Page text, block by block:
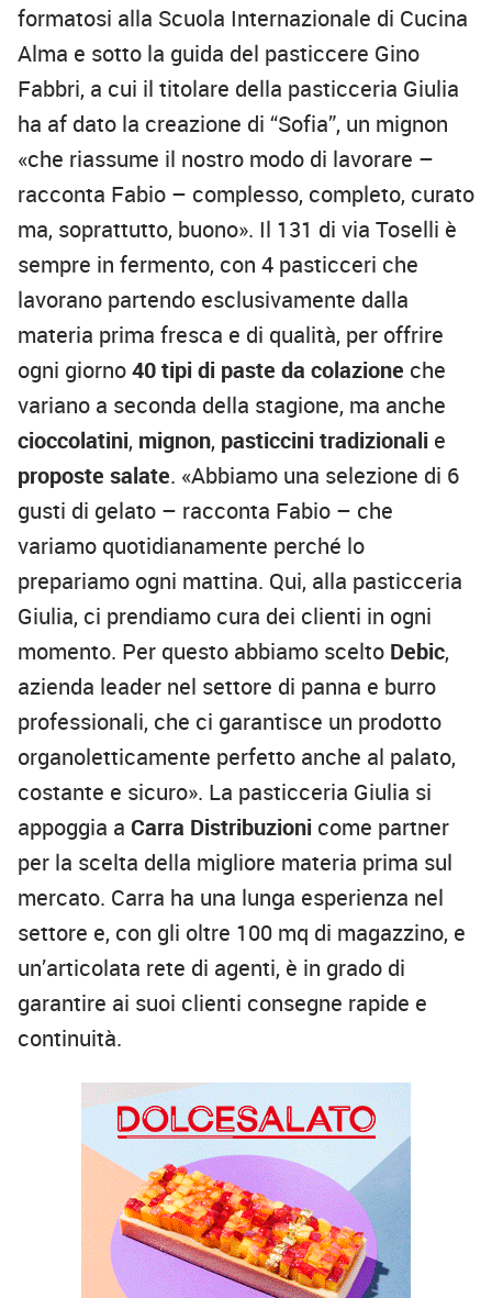
formatosi alla Scuola Internazionale di Cucina
Alma e sotto la guida del pasticcere Gino
Fabbri, a cui il titolare della pasticceria Giulia
ha af dato la creazione di “Sofia”, un mignon
«che riassume il nostro modo di lavorare –
racconta Fabio – complesso, completo, curato
ma, soprattutto, buono». Il 131 di via Toselli è
sempre in fermento, con 4 pasticceri che
lavorano partendo esclusivamente dalla
materia prima fresca e di qualità, per offrire
ogni giorno40 tipi di paste da colazione che
variano a seconda della stagione, ma anche
cioccolatini, mignon, pasticcini tradizionali e
proposte salate. «Abbiamo una selezione di 6
gusti di gelato – racconta Fabio – che
variamo quotidianamente perché lo
prepariamo ogni mattina. Qui, alla pasticceria
Giulia, ci prendiamo cura dei clienti in ogni
momento. Per questo abbiamo scelto Debic,
azienda leader nel settore di panna e burro
professionali, che ci garantisce un prodotto
organoletticamente perfetto anche al palato,
costante e sicuro». La pasticceria Giulia si
appoggia a Carra Distribuzioni come partner
per la scelta della migliore materia prima sul
mercato. Carra ha una lunga esperienza nel
settore e, con gli oltre 100 mq di magazzino, e
un’articolata rete di agenti, è in grado di
garantire ai suoi clienti consegne rapide e
continuità.